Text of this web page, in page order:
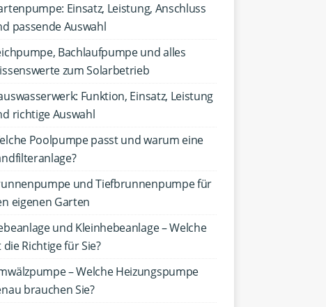
Einsatz, Leistung, Anschluss
passende Auswahl
Bachlaufpumpe und alles
zum Solarbetrieb
Funktion, Einsatz, Leistung
richtige Auswahl
Poolpumpe passt und warum eine
und Tiefbrunnenpumpe für
eigenen Garten
und Kleinhebeanlage – Welche
die Richtige für Sie?
– Welche Heizungspumpe
brauchen Sie?